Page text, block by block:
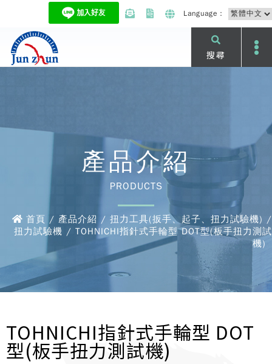
Language：
搜尋
產品介紹
PRODUCTS
首頁 / 產品介紹 / 扭力工具(扳手、起子、扭力試驗機) /
扭力試驗機 / TOHNICHI指針式手輪型 DOT型(板手扭力測試
機)
TOHNICHI指針式手輪型 DOT
型(板手扭力測試機)